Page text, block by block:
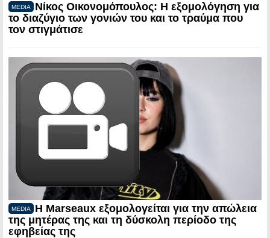
MEDIA
Νίκος Οικονομόπουλος: Η εξομολόγηση για
το διαζύγιο των γονιών του και το τραύμα που
τον στιγμάτισε
MEDIA
Η Marseaux εξομολογείται για την απώλεια
της μητέρας της και τη δύσκολη περίοδο της
εφηβείας της